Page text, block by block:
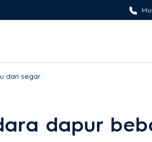
dan segar
dapur